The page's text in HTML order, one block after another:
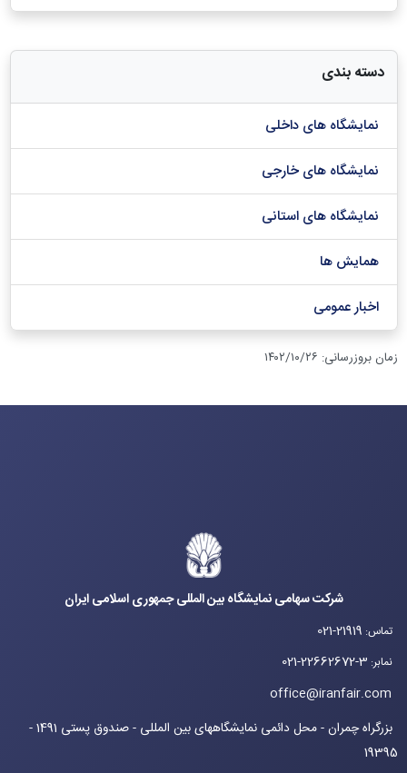
دسته بندی
نمایشگاه های داخلی
نمایشگاه های خارجی
نمایشگاه های استانی
همایش ها
اخبار عمومی
زمان بروزرسانی: ۱۴۰۲/۱۰/۲۶
شرکت سهامی نمایشگاه بین المللی جمهوری اسلامی ایران
تماس:
021-21919
نمابر:
021-22662672-3
office@iranfair.com
بزرگراه چمران - محل دائمی نمایشگاههای بین المللی - صندوق پستی 1491 -
19395